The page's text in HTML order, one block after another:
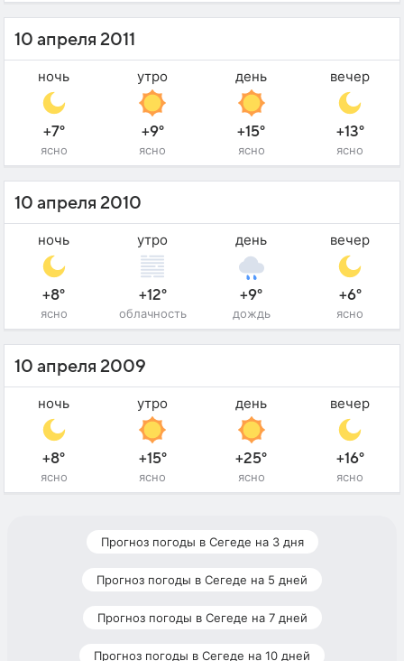
10 апреля 2011
ночь
+7°
ясно
утро
+9°
ясно
день
+15°
ясно
вечер
+13°
ясно
10 апреля 2010
ночь
+8°
ясно
утро
+12°
облачность
день
+9°
дождь
вечер
+6°
ясно
10 апреля 2009
ночь
+8°
ясно
утро
+15°
ясно
день
+25°
ясно
вечер
+16°
ясно
Прогноз погоды в Сегеде на 3 дня
Прогноз погоды в Сегеде на 5 дней
Прогноз погоды в Сегеде на 7 дней
Прогноз погоды в Сегеде на 10 дней